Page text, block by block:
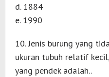
d. 1884
e. 1990
10. Jenis burung yang
ukuran tubuh relatif
yang pendek adalah..